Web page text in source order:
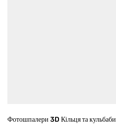
Фотошпалери 3D Кільця та кульбаби